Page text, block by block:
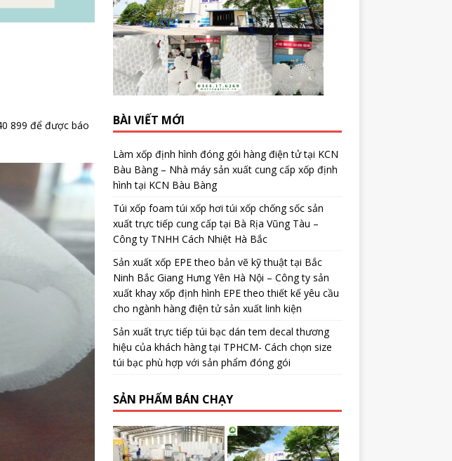
899 để được báo
BÀI VIẾT MỚI
Làm xốp định hình đóng gói hàng điện tử tại KCN
Bàu Bàng – Nhà máy sản xuất cung cấp xốp định
hình tại KCN Bàu Bàng
Túi xốp foam túi xốp hơi túi xốp chống sốc sản
xuất trực tiếp cung cấp tại Bà Rịa Vũng Tàu –
Công ty TNHH Cách Nhiệt Hà Bắc
Sản xuất xốp EPE theo bản vẽ kỹ thuật tại Bắc
Ninh Bắc Giang Hưng Yên Hà Nội – Công ty sản
xuất khay xốp định hình EPE theo thiết kế yêu cầu
cho ngành hàng điện tử sản xuất linh kiện
Sản xuất trực tiếp túi bạc dán tem decal thương
hiệu của khách hàng tại TPHCM- Cách chọn size
túi bạc phù hợp với sản phẩm đóng gói
SẢN PHẨM BÁN CHẠY